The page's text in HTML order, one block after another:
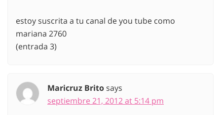
estoy suscrita a tu canal de you tube como
mariana 2760
(entrada 3)
Maricruz Britosays
septiembre 21, 2012 at 5:14 pm